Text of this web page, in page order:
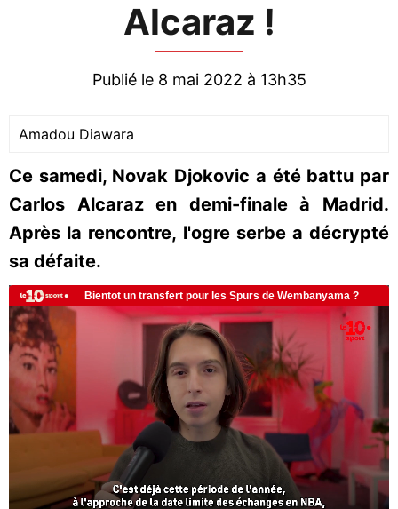
Alcaraz !
Publié le 8 mai 2022 à 13h35
Amadou Diawara
Ce samedi, Novak Djokovic a été battu par
Carlos Alcaraz en demi-finale à Madrid.
Après la rencontre, l'ogre serbe a décrypté
sa défaite.